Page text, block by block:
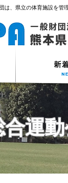
は、県立の体育施設を管
運